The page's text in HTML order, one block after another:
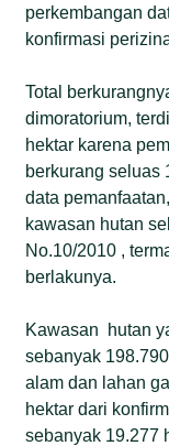
perkembangan
konfirmasi
Total
dimoratorium,
hektar karena
berkurang seluas
data
kawasan hutan
No.10/2010 ,
berlakunya.
Kawasan hutan
sebanyak
alam dan lahan
hektar dari
sebanyak 19.277